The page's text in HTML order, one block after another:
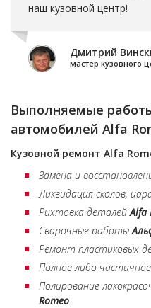
наш кузовной центр!
Дмитрий
мастер кузовного
Выполняемые
автомобилей Alfa
Кузовной ремонт Alfa
Замена и
Ликвидация сколов,
Рихтовка деталейAlfa
Сварочные работы
Ремонт пластиковых
Полное либо
Полирование
Romeo